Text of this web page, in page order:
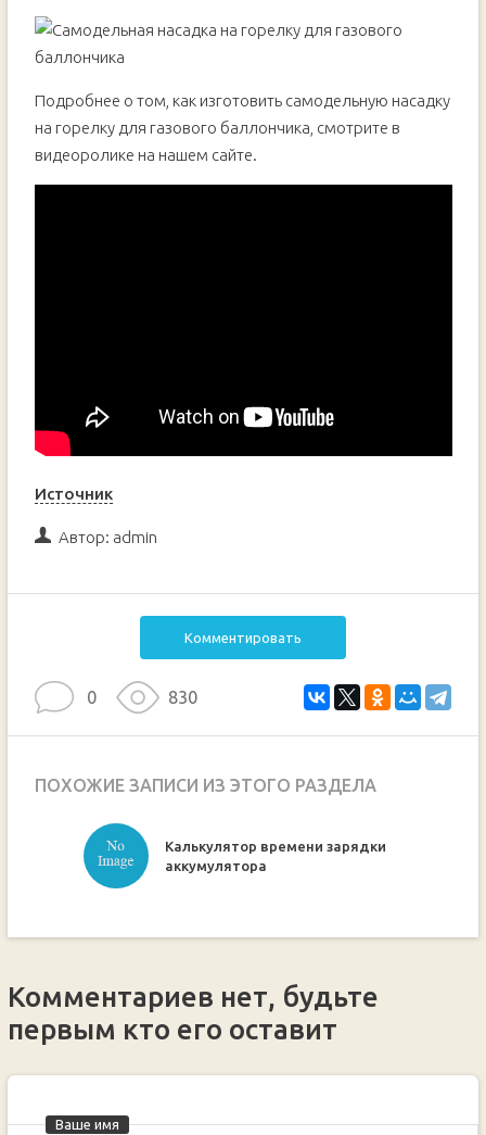
Подробнее о том, как изготовить самодельную насадку
на горелку для газового баллончика, смотрите в
видеоролике на нашем сайте.
Источник
Автор: admin
Комментировать
0 830
ПОХОЖИЕ ЗАПИСИ ИЗ ЭТОГО РАЗДЕЛА
Калькулятор времени зарядки
аккумулятора
Комментариев нет, будьте
первым кто его оставит
Ваше имя